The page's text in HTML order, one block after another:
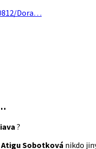
Dora…
?
Sobotková nikdo